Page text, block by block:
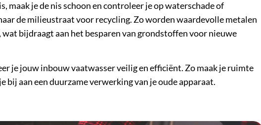
maak je de nis schoon en controleer je op waterschade of
de milieustraat voor recycling. Zo worden waardevolle metalen
bijdraagt aan het besparen van grondstoffen voor nieuwe
je jouw inbouw vaatwasser veilig en efficiënt. Zo maak je ruimte
bij aan een duurzame verwerking van je oude apparaat.